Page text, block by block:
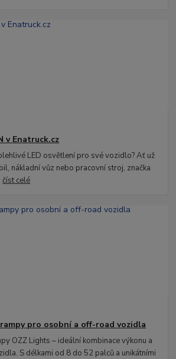
v Enatruck.cz
LED osvětlení pro své vozidlo? Ať už
nákladní vůz nebo pracovní stroj, značka
číst celé
pro osobní a off-road vozidla
OZZ Lights – ideální kombinace výkonu a
S délkami od 8 do 52 palců a unikátními